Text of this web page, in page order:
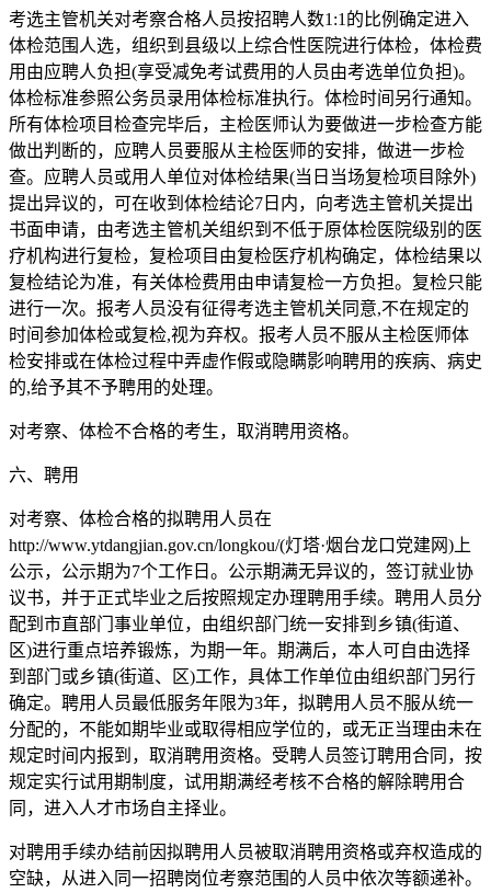
考选主管机关对考察合格人员按招聘人数1:1的比例确定进入
体检范围人选，组织到县级以上综合性医院进行体检，体检费
用由应聘人负担(享受减免考试费用的人员由考选单位负担)。
体检标准参照公务员录用体检标准执行。体检时间另行通知。
所有体检项目检查完毕后，主检医师认为要做进一步检查方能
做出判断的，应聘人员要服从主检医师的安排，做进一步检
查。应聘人员或用人单位对体检结果(当日当场复检项目除外)
提出异议的，可在收到体检结论7日内，向考选主管机关提出
书面申请，由考选主管机关组织到不低于原体检医院级别的医
疗机构进行复检，复检项目由复检医疗机构确定，体检结果以
复检结论为准，有关体检费用由申请复检一方负担。复检只能
进行一次。报考人员没有征得考选主管机关同意,不在规定的
时间参加体检或复检,视为弃权。报考人员不服从主检医师体
检安排或在体检过程中弄虚作假或隐瞒影响聘用的疾病、病史
的,给予其不予聘用的处理。
对考察、体检不合格的考生，取消聘用资格。
六、聘用
对考察、体检合格的拟聘用人员在
http://www.ytdangjian.gov.cn/longkou/(灯塔·烟台龙口党建网)上
公示，公示期为7个工作日。公示期满无异议的，签订就业协
议书，并于正式毕业之后按照规定办理聘用手续。聘用人员分
配到市直部门事业单位，由组织部门统一安排到乡镇(街道、
区)进行重点培养锻炼，为期一年。期满后，本人可自由选择
到部门或乡镇(街道、区)工作，具体工作单位由组织部门另行
确定。聘用人员最低服务年限为3年，拟聘用人员不服从统一
分配的，不能如期毕业或取得相应学位的，或无正当理由未在
规定时间内报到，取消聘用资格。受聘人员签订聘用合同，按
规定实行试用期制度，试用期满经考核不合格的解除聘用合
同，进入人才市场自主择业。
对聘用手续办结前因拟聘用人员被取消聘用资格或弃权造成的
空缺，从进入同一招聘岗位考察范围的人员中依次等额递补。